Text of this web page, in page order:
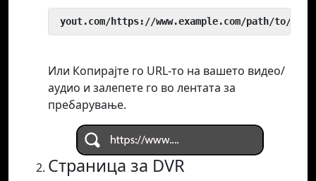
yout.com/https://www.example.com/path/to/
Или Копирајте го URL-то на вашето видео/
аудио и залепете го во лентата за
пребарување.
Страница за DVR